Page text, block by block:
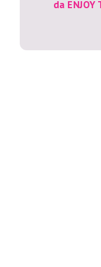
da ENJOY